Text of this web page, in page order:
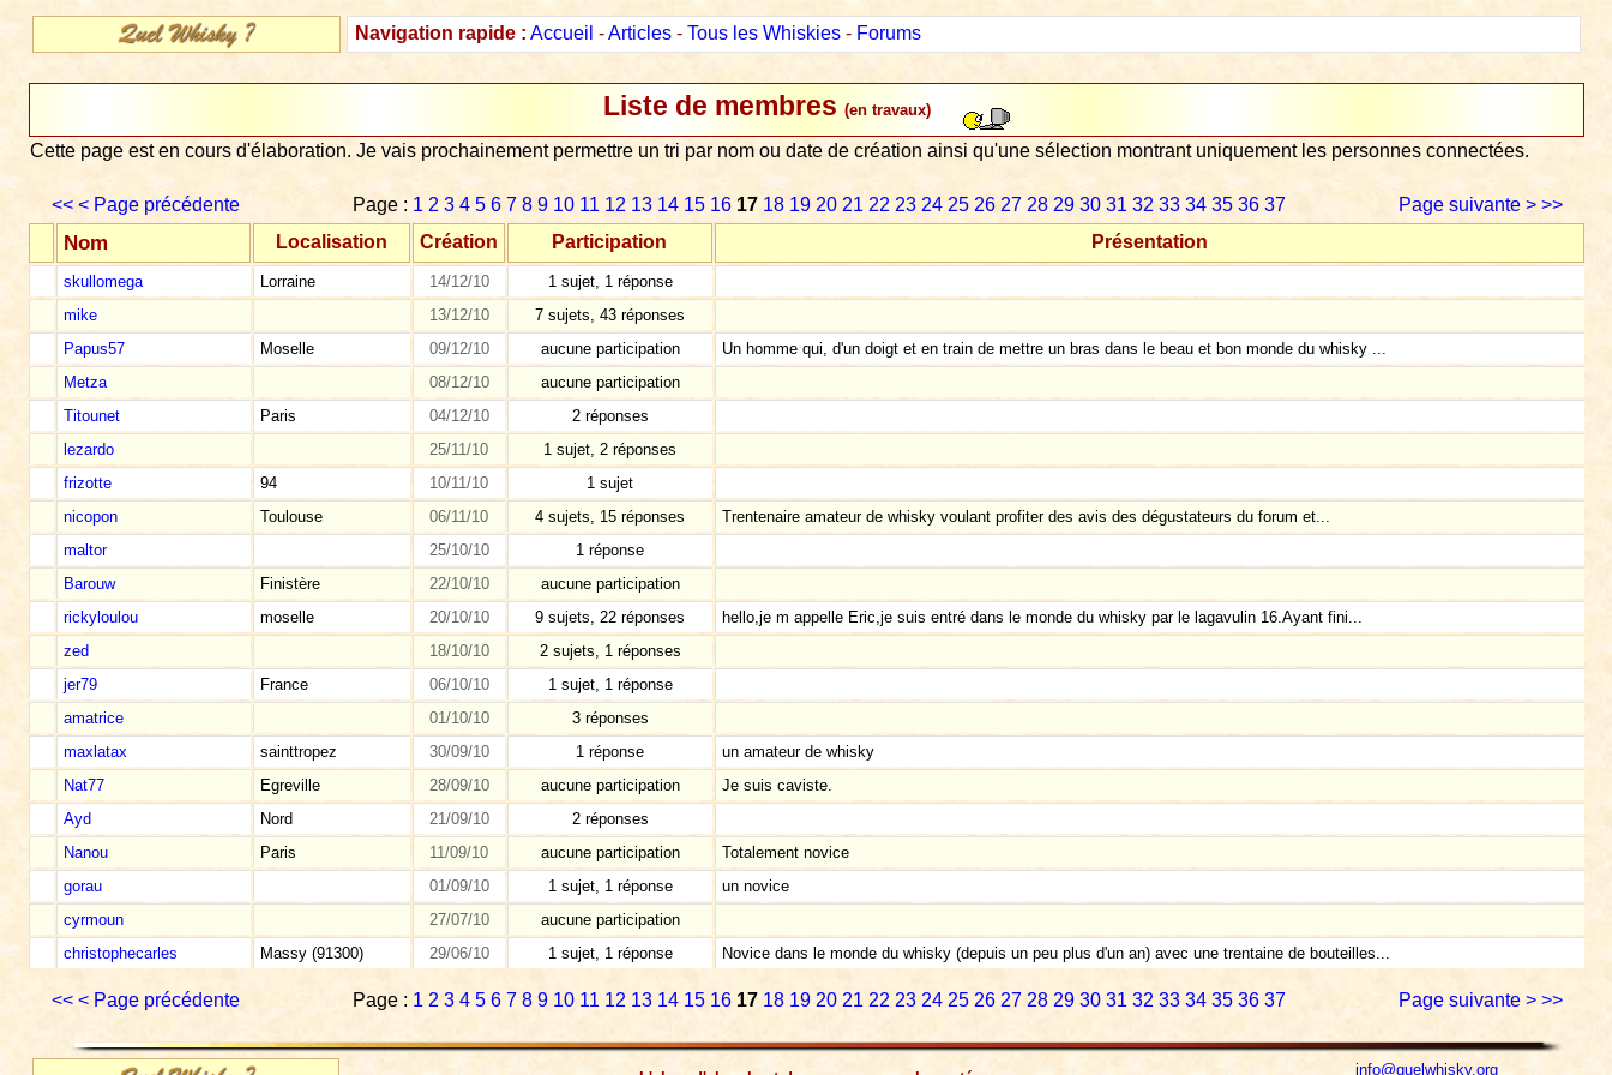
Navigation rapide : Accueil -Articles- Tous les Whiskies- Forums
Liste de membres (en travaux)
Cette page est en cours d'élaboration. Je vais prochainement permettre un tri par nom ou date de création ainsi qu'une sélection montrant uniquement les personnes connectées.
<< < Page précédente Page : 1 2 3 4 5 6 7 8 9 10 11 12 13 14 15 16 17 18 19 20 21 22 23 24 25 26 27 28 29 30 31 32 33 34 35 36 37 Page suivante > >>
Nom Localisation Création Participation Présentation
skullomega Lorraine 14/12/10
1 sujet, 1 réponse
mike
13/12/10
7 sujets, 43 réponses
Papus57
Moselle 09/12/10 aucune participation
Un homme qui, d'un doigt et en train de mettre un bras dans le beau et bon monde du whisky ...
Metza
08/12/10
aucune participation
Titounet
Paris 04/12/10
2 réponses
lezardo
25/11/10
1 sujet, 2 réponses
frizotte
94 10/11/10
1 sujet
nicopon
Toulouse 06/11/10 4 sujets, 15 réponses
Trentenaire amateur de whisky voulant profiter des avis des dégustateurs du forum et...
maltor
25/10/10
1 réponse
Barouw
Finistère 22/10/10
aucune participation
rickyloulou
moselle 20/10/10 9 sujets, 22 réponses
hello,je m appelle Eric,je suis entré dans le monde du whisky par le lagavulin 16.Ayant fini...
zed
18/10/10
2 sujets, 1 réponses
jer79
France 06/10/10
1 sujet, 1 réponse
amatrice
01/10/10
3 réponses
maxlatax
sainttropez 30/09/10 1 réponse
un amateur de whisky
Nat77
Egreville 28/09/10 aucune participation
Je suis caviste.
Ayd
Nord 21/09/10
2 réponses
Nanou
Paris 11/09/10 aucune participation
Totalement novice
gorau
01/09/10 1 sujet, 1 réponse
un novice
cyrmoun
27/07/10
aucune participation
christophecarles
Massy (91300) 29/06/10 1 sujet, 1 réponse Novice dans le monde du whisky (depuis un peu plus d'un an) avec une trentaine de bouteilles...
<< < Page précédente Page : 1 2 3 4 5 6 7 8 9 10 11 12 13 14 15 16 17 18 19 20 21 22 23 24 25 26 27 28 29 30 31 32 33 34 35 36 37 Page suivante > >>
info@quelwhisky.org